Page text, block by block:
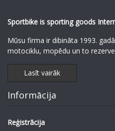
Sportbike is sporting goods
Mūsu firma ir dibināta 1993.
motociklu, mopēdu un to
Lasīt vairāk
Informācija
Reģistrācija